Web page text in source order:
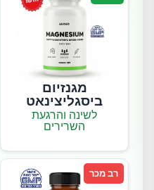
מגנזיום
ביסגליצינאט
לשינה והרגעת
השרירים
רב מכר